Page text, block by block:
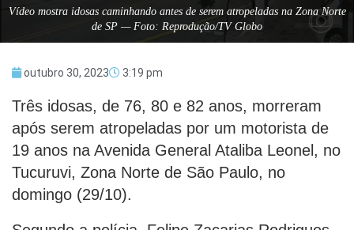
Vídeo mostra idosas caminhando antes de serem atropeladas na Zona Norte
de SP — Foto: Reprodução/TV Globo
outubro 30, 2023 3:19 pm
Três idosas, de 76, 80 e 82 anos, morreram
após serem atropeladas por um motorista de
19 anos na Avenida General Ataliba Leonel, no
Tucuruvi, Zona Norte de São Paulo, no
domingo (29/10).